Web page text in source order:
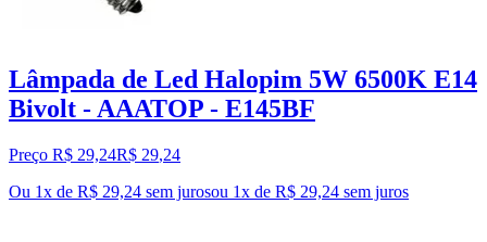
Lâmpada de Led Halopim 5W 6500K E14
Bivolt - AAATOP - E145BF
Preço R$ 29,24R$ 29,24
Ou 1x de R$ 29,24 sem jurosou 1x de R$ 29,24 sem juros